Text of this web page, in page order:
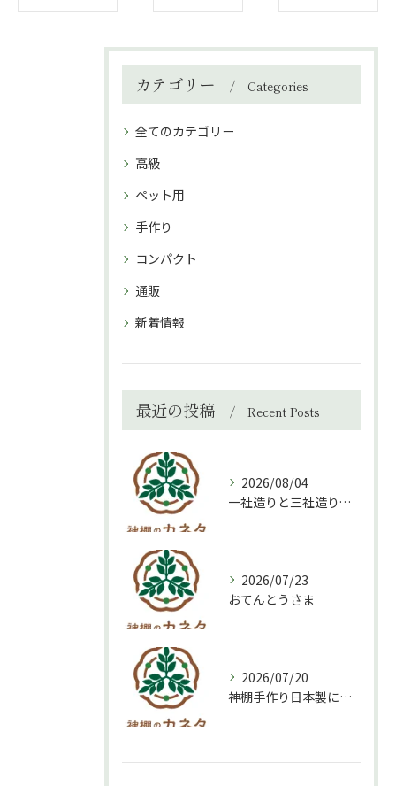
カテゴリー Categories
全てのカテゴリー
高級
ペット用
手作り
コンパクト
通販
新着情報
最近の投稿 Recent Posts
2026/08/04
一社造りと三社造り、どちらを選ぶべき？
2026/07/23
おてんとうさま
2026/07/20
神棚手作り日本製について